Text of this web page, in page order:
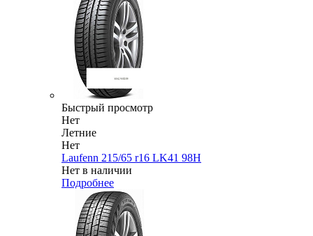
Быстрый просмотр
Нет
Летние
Нет
Laufenn 215/65 r16 LK41 98H
Нет в наличии
Подробнее